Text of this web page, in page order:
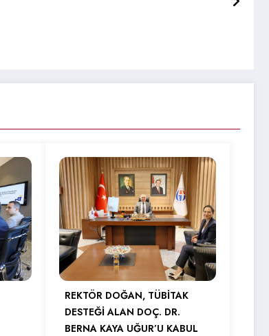
REKTÖR DOĞAN, TÜBİTAK
DESTEĞİ ALAN DOÇ. DR.
BERNA KAYA UĞUR’U KABUL